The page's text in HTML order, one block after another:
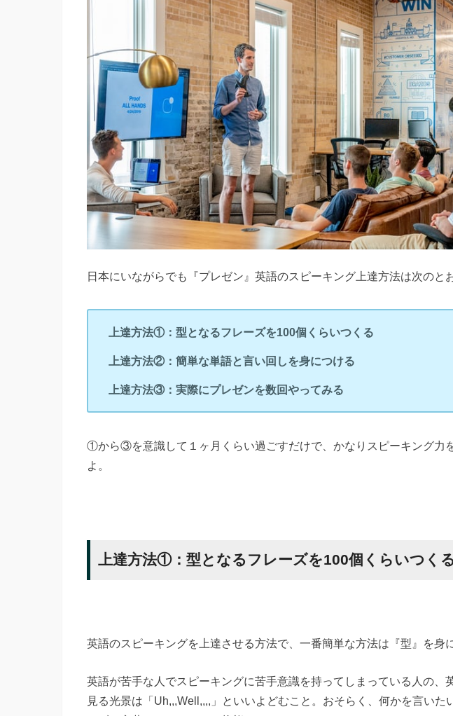
日本にいながらでも『プレゼン』英語のスピーキング上達方法は次のと
上達方法①：型となるフレーズを100個くらいつくる
上達方法②：簡単な単語と言い回しを身につける
上達方法③：実際にプレゼンを数回やってみる
①から③を意識して１ヶ月くらい過ごすだけで、かなりスピーキング力
よ。
上達方法①：型となるフレーズを100個くらいつくる
英語のスピーキングを上達させる方法で、一番簡単な方法は『型』を身
英語が苦手な人でスピーキングに苦手意識を持ってしまっている人の、
見る光景は「Uh,,,Well,,,,」といいよどむこと。おそらく、何かを言いた